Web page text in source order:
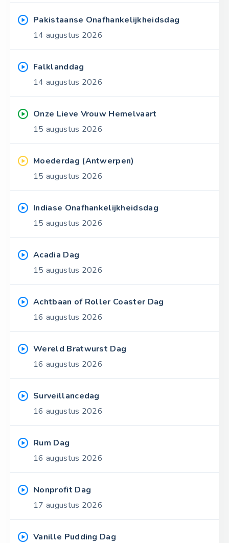
Pakistaanse Onafhankelijkheidsdag
14 augustus 2026
Falklanddag
14 augustus 2026
Onze Lieve Vrouw Hemelvaart
15 augustus 2026
Moederdag (Antwerpen)
15 augustus 2026
Indiase Onafhankelijkheidsdag
15 augustus 2026
Acadia Dag
15 augustus 2026
Achtbaan of Roller Coaster Dag
16 augustus 2026
Wereld Bratwurst Dag
16 augustus 2026
Surveillancedag
16 augustus 2026
Rum Dag
16 augustus 2026
Nonprofit Dag
17 augustus 2026
Vanille Pudding Dag